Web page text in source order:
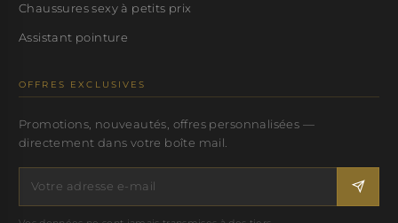
Chaussures sexy à petits prix
Assistant pointure
OFFRES EXCLUSIVES
Promotions, nouveautés, offres personnalisées —
directement dans votre boîte mail.